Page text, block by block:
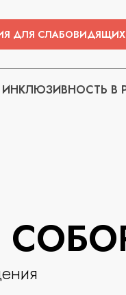
ДЛЯ СЛАБОВИДЯЩИХ
ИНКЛЮЗИВНОСТЬ В